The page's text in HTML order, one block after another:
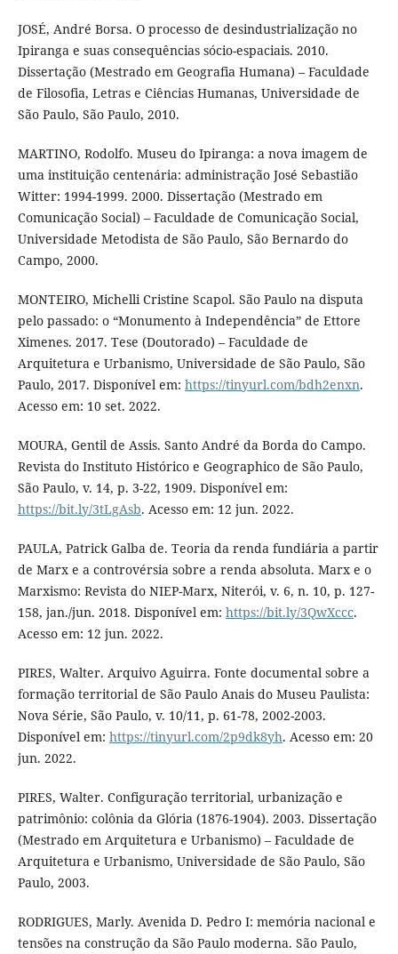
JOSÉ, André Borsa. O processo de desindustrialização no
Ipiranga e suas consequências sócio-espaciais. 2010.
Dissertação (Mestrado em Geografia Humana) – Faculdade
de Filosofia, Letras e Ciências Humanas, Universidade de
São Paulo, São Paulo, 2010.
MARTINO, Rodolfo. Museu do Ipiranga: a nova imagem de
uma instituição centenária: administração José Sebastião
Witter: 1994-1999. 2000. Dissertação (Mestrado em
Comunicação Social) – Faculdade de Comunicação Social,
Universidade Metodista de São Paulo, São Bernardo do
Campo, 2000.
MONTEIRO, Michelli Cristine Scapol. São Paulo na disputa
pelo passado: o “Monumento à Independência” de Ettore
Ximenes. 2017. Tese (Doutorado) – Faculdade de
Arquitetura e Urbanismo, Universidade de São Paulo, São
Paulo, 2017. Disponível em: https://tinyurl.com/bdh2enxn.
Acesso em: 10 set. 2022.
MOURA, Gentil de Assis. Santo André da Borda do Campo.
Revista do Instituto Histórico e Geographico de São Paulo,
São Paulo, v. 14, p. 3-22, 1909. Disponível em:
https://bit.ly/3tLgAsb. Acesso em: 12 jun. 2022.
PAULA, Patrick Galba de. Teoria da renda fundiária a partir
de Marx e a controvérsia sobre a renda absoluta. Marx e o
Marxismo: Revista do NIEP-Marx, Niterói, v. 6, n. 10, p. 127-
158, jan./jun. 2018. Disponível em: https://bit.ly/3QwXccc.
Acesso em: 12 jun. 2022.
PIRES, Walter. Arquivo Aguirra. Fonte documental sobre a
formação territorial de São Paulo Anais do Museu Paulista:
Nova Série, São Paulo, v. 10/11, p. 61-78, 2002-2003.
Disponível em: https://tinyurl.com/2p9dk8yh. Acesso em: 20
jun. 2022.
PIRES, Walter. Configuração territorial, urbanização e
patrimônio: colônia da Glória (1876-1904). 2003. Dissertação
(Mestrado em Arquitetura e Urbanismo) – Faculdade de
Arquitetura e Urbanismo, Universidade de São Paulo, São
Paulo, 2003.
RODRIGUES, Marly. Avenida D. Pedro I: memória nacional e
tensões na construção da São Paulo moderna. São Paulo,